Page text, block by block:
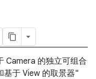
Camera 的独立可组合
基于 View 的取景器"